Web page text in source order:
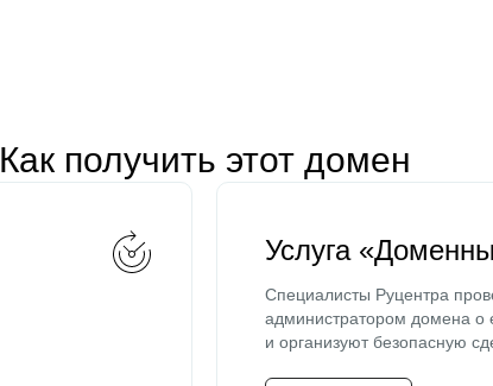
Как получить этот домен
Услуга
Специалисты Руцентра
администратором домена о
и организуют безопасную